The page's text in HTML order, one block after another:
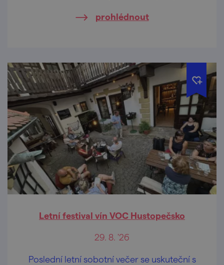
prohlédnout
Letní festival vín VOC Hustopečsko
29. 8. '26
Poslední letní sobotní večer se uskuteční s